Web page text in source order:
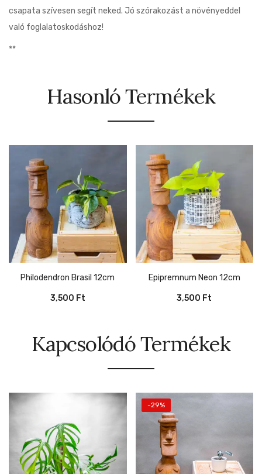
csapata szívesen segít neked. Jó szórakozást a növényeddel
való foglalatoskodáshoz!
**
Hasonló Termékek
Philodendron Brasil 12cm
3,500 Ft
Epipremnum Neon 12cm
3,500 Ft
Kapcsolódó Termékek
-29%